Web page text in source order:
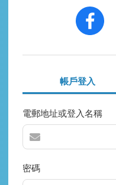
帳戶登入
電郵地址或登入名稱
密碼